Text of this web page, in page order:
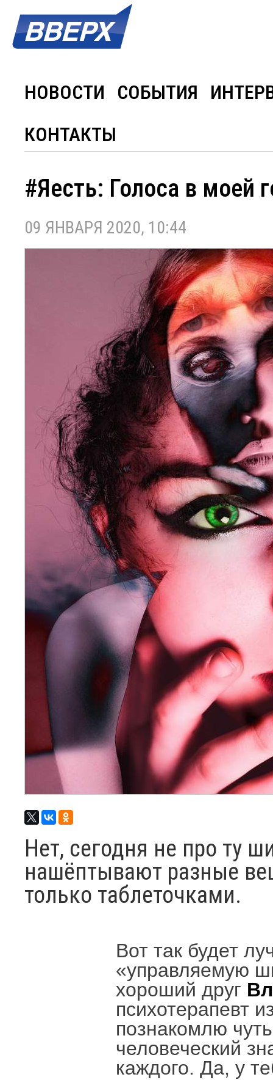
НОВОСТИ СОБЫТИЯ
КОНТАКТЫ
#Яесть: Голоса в моей
09 ЯНВАРЯ 2020, 10:44
Нет, сегодня не про ту
нашёптывают разные
только таблеточками.
Вот так будет
«управляемую
хороший друг
психотерапевт
познакомлю
человеческий
каждого. Да, у